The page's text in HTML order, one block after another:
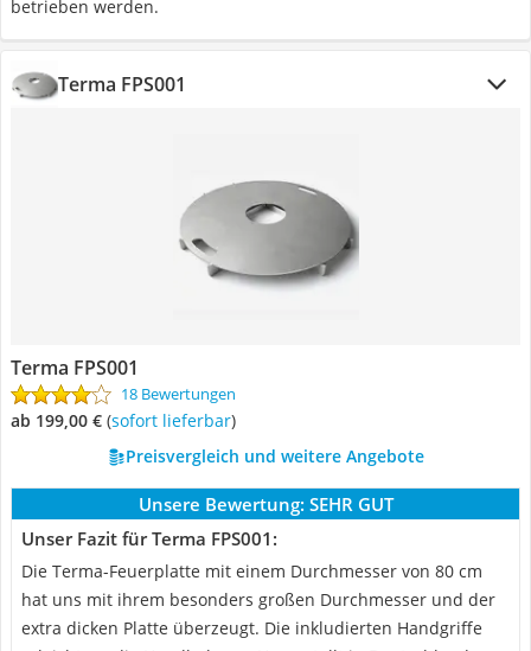
betrieben werden.
Terma ‎FPS001
Terma ‎FPS001
18 Bewertungen
ab 199,00 € ( Sofort lieferbar)
Preisvergleich und weitere Angebote
Unsere Bewertung: SEHR GUT
Unser Fazit für Terma ‎FPS001:
Die Terma-Feuerplatte mit einem Durchmesser von 80 cm
hat uns mit ihrem besonders großen Durchmesser und der
extra dicken Platte überzeugt. Die inkludierten Handgriffe